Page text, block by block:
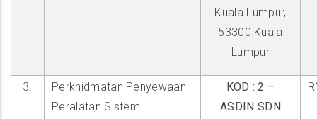
Kuala Lumpur,
53300 Kuala
Lumpur
3.
Perkhidmatan Penyewaan
Peralatan Sistem
KOD : 2 –
ASDIN SDN